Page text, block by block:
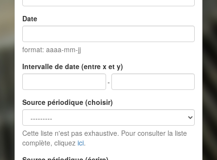
Date
format: aaaa-mm-jj
Intervalle de date (entre x et y)
-
Source périodique (choisir)
Cette liste n'est pas exhaustive. Pour consulter la liste
complète, cliquez ici.